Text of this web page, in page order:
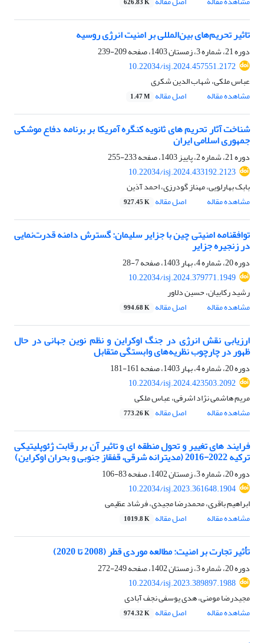
626.83 K
تاثیر تحریم‌های بین‌المللی بر امنیت انرژی روسیه
دوره 21، شماره 3، زمستان 1403، صفحه
209-239
10.22034/isj.2024.457551.2172
عباس ملکی، شهاب الدین شکری
مشاهده مقاله
اصل مقاله 1.47 M
شناخت آثار تحریم های ثانویه کنگره آمریکا بر برنامه دفاع موشکی
جمهوری اسلامی ایران
دوره 21، شماره 2، پاییز 1403، صفحه
233-255
10.22034/isj.2024.433192.2123
بابک بهارلویی، مهناز گودرزی، احمد آذین
مشاهده مقاله
اصل مقاله 927.45 K
توافقنامه امنیتی چین با جزایر سلیمان: گسترش دامنه قدرت‌نمایی
در زنجیره جزایر
دوره 20، شماره 4، بهار 1403، صفحه
7-28
10.22034/isj.2024.379771.1949
رشید رکابیان، حسین دلاور
مشاهده مقاله
اصل مقاله 994.68 K
ارزیابی نقش انرژی در جنگ اوکراین و نظم نوین جهانی در حال
ظهور در چارچوب نظریه‌های وابستگی متقابل
دوره 20، شماره 4، بهار 1403، صفحه
161-181
10.22034/isj.2024.423503.2092
مریم هاشمی نژاد اشرفی، عباس ملکی
مشاهده مقاله
اصل مقاله 773.26 K
فرایند های تغییر و تحول منطقه ای و تاثیر آن بر رقابت ژئوپلیتیکی
ترکیه 2022-2016 (مدیترانه شرقی، قفقاز جنوبی و بحران اوکراین)
دوره 20، شماره 3، زمستان 1402، صفحه
83-106
10.22034/isj.2023.361648.1904
ابراهیم باقری، محمدرضا مجیدی، فرشاد عظیمی
مشاهده مقاله
اصل مقاله 1019.8 K
تأثیر تجارت بر امنیت: مطالعه موردی قطر (2008 تا 2020)
دوره 20، شماره 3، زمستان 1402، صفحه
249-272
10.22034/isj.2023.389897.1988
مجیدرضا مومنی، هدی یوسفی نجف آبادی
مشاهده مقاله
اصل مقاله 974.32 K